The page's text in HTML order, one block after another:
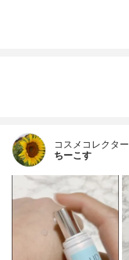
コスメコレクター
ちーこす